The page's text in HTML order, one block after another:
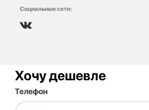
Социальные сети:
Хочу дешевле
Телефон